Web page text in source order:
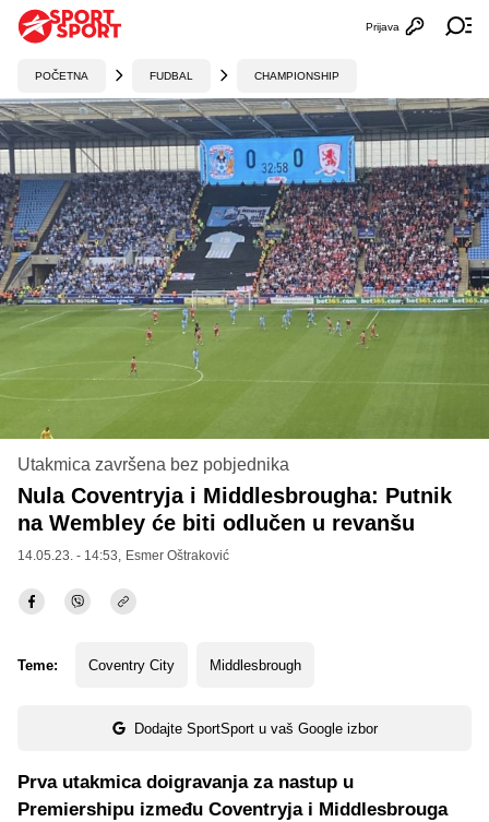
Otvori
Prijava
POČETNA FUDBAL CHAMPIONSHIP
Utakmica završena bez pobjednika
Nula Coventryja i Middlesbrougha: Putnik
na Wembley će biti odlučen u revanšu
14.05.23. - 14:53, Esmer Oštraković
Teme: Coventry City Middlesbrough
Dodajte SportSport u vaš Google izbor
Prva utakmica doigravanja za nastup u
Premiershipu između Coventryja i Middlesbrouga